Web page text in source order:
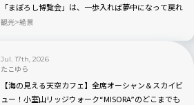
「まぼろし博覧会」は、一歩入れば夢中になって戻れ
ない唯一無二のスポットだった｜静岡・伊東
観光 絶景
Jul. 17th, 2026
たこゆら
【海の見える天空カフェ】全席オーシャン＆スカイビ
ュー！小室山リッジウォーク“MISORA”のどこまでも